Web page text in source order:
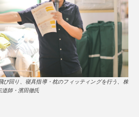
び回り、寝具指導・枕のフィッティングを行う、株
道師・濱田徹氏